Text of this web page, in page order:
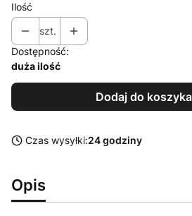
Ilość
szt.
Dostępność:
duża ilość
Dodaj do koszyka
Czas wysyłki:24 godziny
Opis